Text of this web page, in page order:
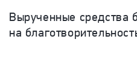
Вырученные средства
на